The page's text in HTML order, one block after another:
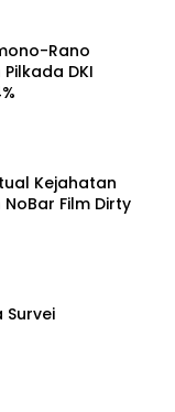
Rano
DKI
Kejahatan
Film Dirty
Survei